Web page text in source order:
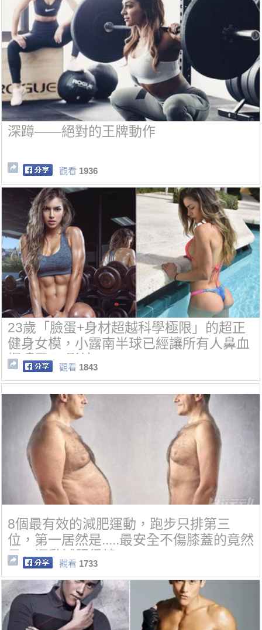
深蹲——絕對的王牌動作
觀看 1936
23歲「臉蛋+身材超越科學極限」的超正
健身女模，小露南半球已經讓所有人鼻血
爆噴了！(影片)
觀看 1843
8個最有效的減肥運動，跑步只排第三
位，第一居然是.....最安全不傷膝蓋的竟然
是....運動減肥很棒
觀看 1733